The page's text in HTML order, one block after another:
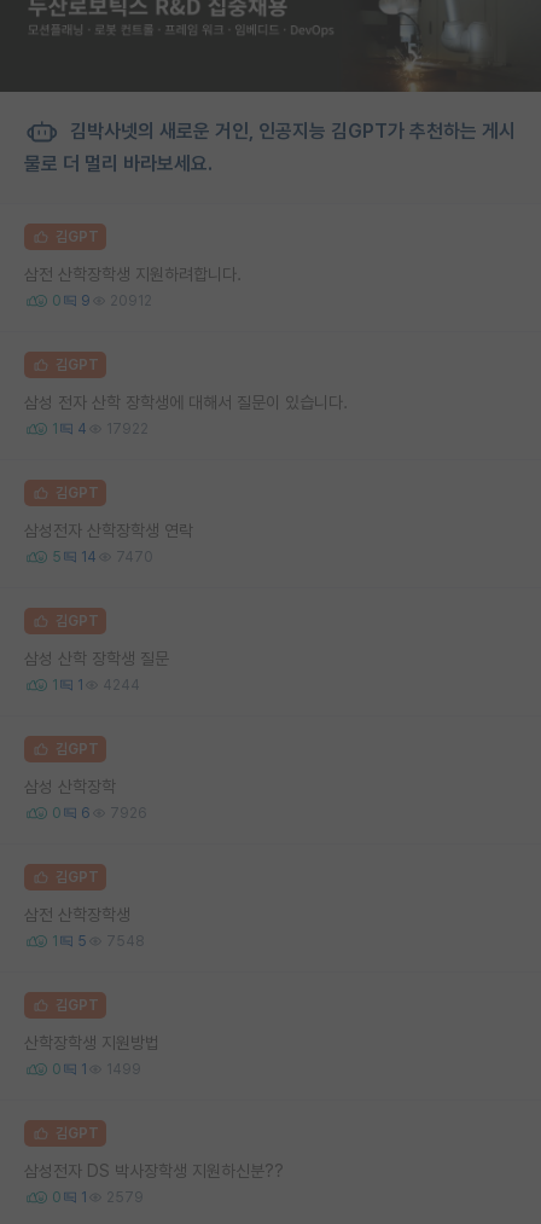
김박사넷의 새로운 거인, 인공지능 김GPT가 추천하는 게시
물로 더 멀리 바라보세요.
김GPT
삼전 산학장학생 지원하려합니다.
0 9 20912
김GPT
삼성 전자 산학 장학생에 대해서 질문이 있습니다.
1 4 17922
김GPT
삼성전자 산학장학생 연락
5 14 7470
김GPT
삼성 산학 장학생 질문
1 1 4244
김GPT
삼성 산학장학
0 6 7926
김GPT
삼전 산학장학생
1 5 7548
김GPT
산학장학생 지원방법
0 1 1499
김GPT
삼성전자 DS 박사장학생 지원하신분??
0 1 2579